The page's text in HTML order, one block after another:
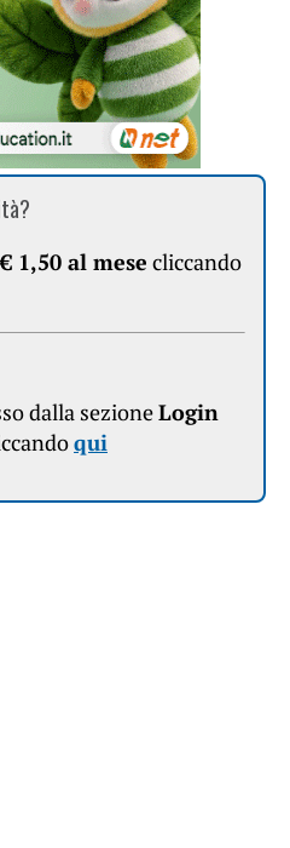
1,50 al mese cliccando
dalla sezioneLogin
qui